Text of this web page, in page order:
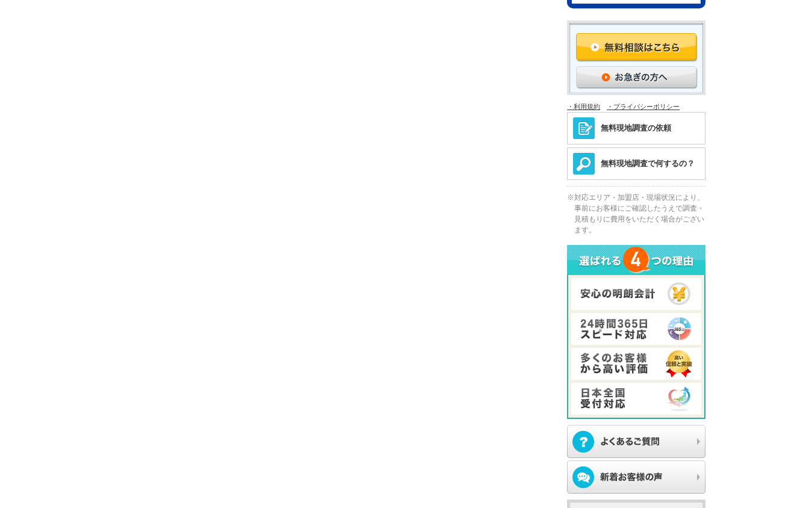
・利用規約 ・プライバシーポリシー
無料現地調査の依頼
無料現地調査で何するの？
対応エリア・加盟店・現場状況により、
事前にお客様にご確認したうえで調査・
見積もりに費用をいただく場合がござい
ます。